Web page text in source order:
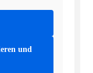
und